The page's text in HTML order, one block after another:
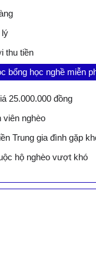
lý
thu tiền
bổng học nghề miễn
25.000.000 đồng
viên nghèo
Trung gia đình gặp
hộ nghèo vượt khó